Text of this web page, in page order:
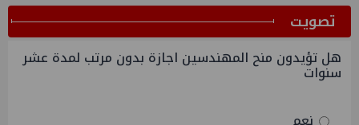
ﺗﺼﻮﻳﺖ
هل تؤيدون منح المهندسين اجازة بدون مرتب لمدة عشر
سنوات